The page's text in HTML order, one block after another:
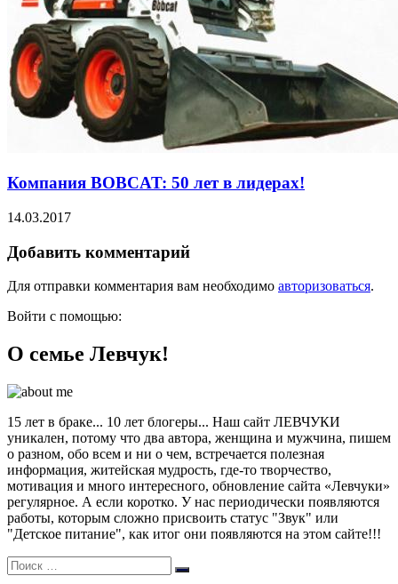
Компания BOBCAT: 50 лет в лидерах!
14.03.2017
Добавить комментарий
Для отправки комментария вам необходимо авторизоваться.
Войти с помощью:
О семье Левчук!
15 лет в браке... 10 лет блогеры... Наш сайт ЛЕВЧУКИ
уникален, потому что два автора, женщина и мужчина, пишем
о разном, обо всем и ни о чем, встречается полезная
информация, житейская мудрость, где-то творчество,
мотивация и много интересного, обновление сайта «Левчуки»
регулярное. А если коротко. У нас периодически появляются
работы, которым сложно присвоить статус "Звук" или
"Детское питание", как итог они появляются на этом сайте!!!
Поиск:
Поиск